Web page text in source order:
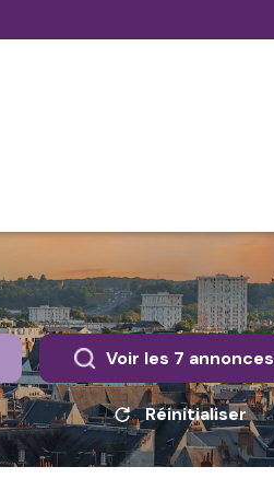
Voir les 7 annonces
Réinitialiser